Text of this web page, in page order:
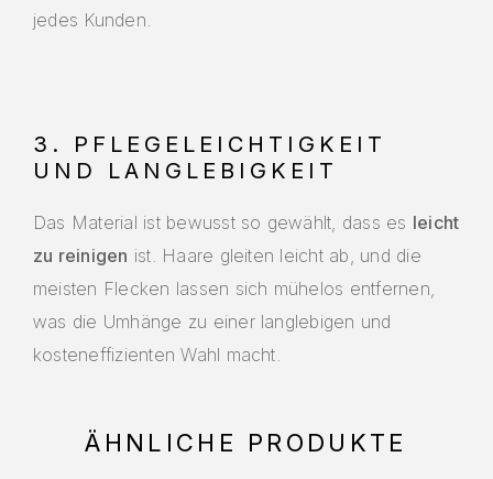
jedes Kunden.
3. PFLEGELEICHTIGKEIT
UND LANGLEBIGKEIT
Das Material ist bewusst so gewählt, dass es leicht
zu reinigen ist. Haare gleiten leicht ab, und die
meisten Flecken lassen sich mühelos entfernen,
was die Umhänge zu einer langlebigen und
kosteneffizienten Wahl macht.
ÄHNLICHE PRODUKTE